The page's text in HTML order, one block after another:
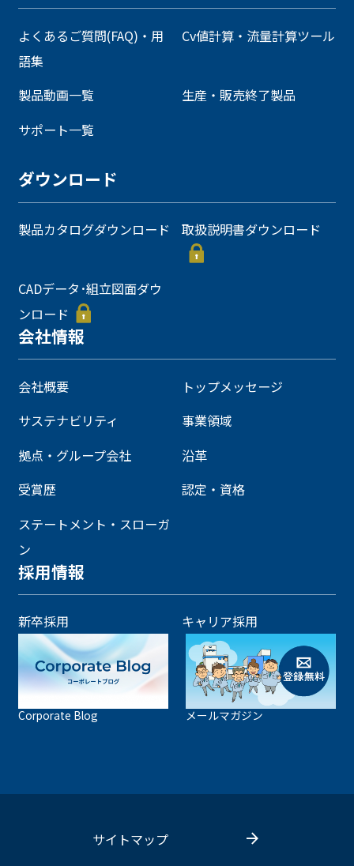
よくあるご質問(FAQ)・用
語集
Cv値計算・流量計算ツール
製品動画一覧
生産・販売終了製品
サポート一覧
ダウンロード
製品カタログダウンロード 取扱説明書ダウンロード
CADデータ･組立図面ダウ
ンロード
会社情報
会社概要
トップメッセージ
サステナビリティ
事業領域
拠点・グループ会社
沿革
受賞歴
認定・資格
ステートメント・スローガ
ン
採用情報
新卒採用 キャリア採用
Corporate Blog メールマガジン
サイトマップ